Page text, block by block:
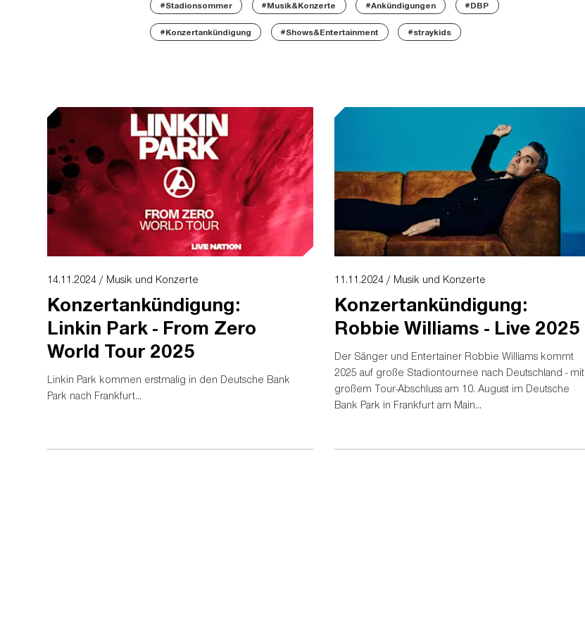
#Stadionsommer #Musik&Konzerte #Ankündigungen #DBP
#Konzertankündigung #Shows&Entertainment #straykids
14.11.2024 / Musik und Konzerte
Konzertankündigung:
Linkin Park - From Zero
World Tour 2025
Linkin Park kommen erstmalig in den Deutsche Bank
Park nach Frankfurt...
11.11.2024 / Musik und Konzerte
Konzertankündigung:
Robbie Williams - Live 2025
Der Sänger und Entertainer Robbie Williams kommt
2025 auf große Stadiontournee nach Deutschland - mit
großem Tour-Abschluss am 10. August im Deutsche
Bank Park in Frankfurt am Main...